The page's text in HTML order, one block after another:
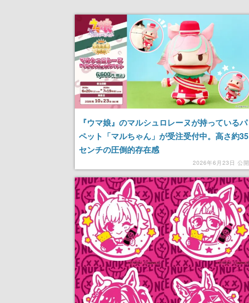
『ウマ娘』のマルシュロレーヌが持っているパ
ペット「マルちゃん」が受注受付中。高さ約35
センチの圧倒的存在感
2026年6月23日 公開